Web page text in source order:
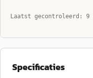
Laatst gecontroleerd: 9
Specificaties